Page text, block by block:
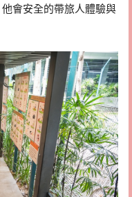
會安全的帶旅人體驗與